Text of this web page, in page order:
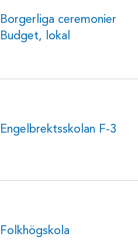
Borgerliga ceremonier
Budget, lokal
Engelbrektsskolan F-3
Folkhögskola